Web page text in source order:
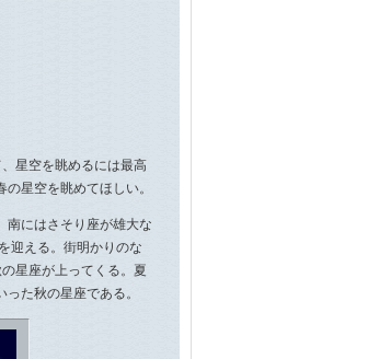
星空を眺めるには最高
星空を眺めてほしい。
南にはさそり座が雄大な
迎える。街明かりのな
星座が上ってくる。夏
た秋の星座である。